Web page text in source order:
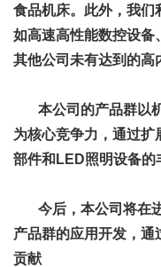
食品机床。此外，我们
如高速高性能数控设备
其他公司未有达到的高
本公司的产品群以
为核心竞争力，通过
部件和LED照明设备的
今后，本公司将在
产品群的应用开发，通
贡献